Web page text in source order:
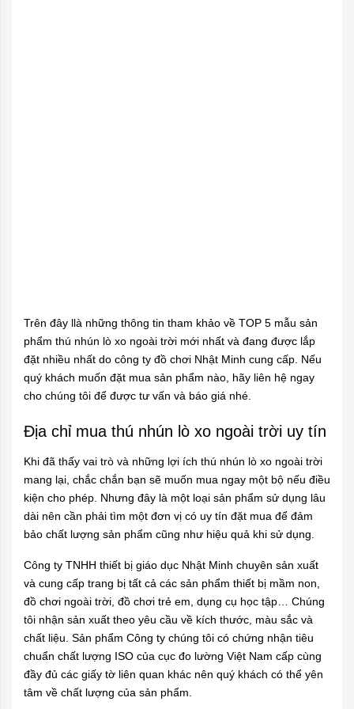
Trên đây llà những thông tin tham khảo về TOP 5 mẫu sản
phẩm thú nhún lò xo ngoài trời mới nhất và đang được lắp
đặt nhiều nhất do công ty đồ chơi Nhật Minh cung cấp. Nếu
quý khách muốn đặt mua sản phẩm nào, hãy liên hệ ngay
cho chúng tôi để được tư vấn và báo giá nhé.
Địa chỉ mua thú nhún lò xo ngoài trời uy tín
Khi đã thấy vai trò và những lợi ích thú nhún lò xo ngoài trời
mang lại, chắc chắn bạn sẽ muốn mua ngay một bộ nếu điều
kiện cho phép. Nhưng đây là một loại sản phẩm sử dụng lâu
dài nên cần phải tìm một đơn vị có uy tín đặt mua để đảm
bảo chất lượng sản phẩm cũng như hiệu quả khi sử dụng.
Công ty TNHH thiết bị giáo dục Nhật Minh chuyên sản xuất
và cung cấp trang bị tất cả các sản phẩm thiết bị mầm non,
đồ chơi ngoài trời, đồ chơi trẻ em, dụng cụ học tập… Chúng
tôi nhận sản xuất theo yêu cầu về kích thước, màu sắc và
chất liệu. Sản phẩm Công ty chúng tôi có chứng nhận tiêu
chuẩn chất lượng ISO của cục đo lường Việt Nam cấp cùng
đầy đủ các giấy tờ liên quan khác nên quý khách có thể yên
tâm về chất lượng của sản phẩm.